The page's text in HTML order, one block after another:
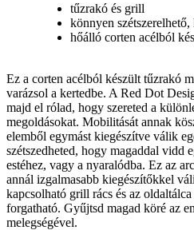
tűzrakó és grill
könnyen
hőálló corten acélból
Ez a corten acélból készült tűzrakó
varázsol a kertedbe. A Red Dot
majd el rólad, hogy szereted a
megoldásokat. Mobilitását annak
elemből egymást kiegészítve válik
szétszedheted, hogy magaddal vidd
estéhez, vagy a nyaralódba. Ez az
annál izgalmasabb kiegészítőkkel
kapcsolható grill rács és az
forgatható. Gyűjtsd magad köré az
melegségével.